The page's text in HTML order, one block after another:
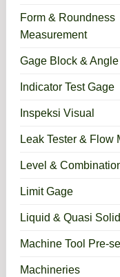
Form & Roundness
Measurement
Gage Block &
Indicator Test Gage
Inspeksi Visual
Leak Tester & Flow
Level &
Limit Gage
Liquid & Quasi
Machine Tool Pre-
Machineries